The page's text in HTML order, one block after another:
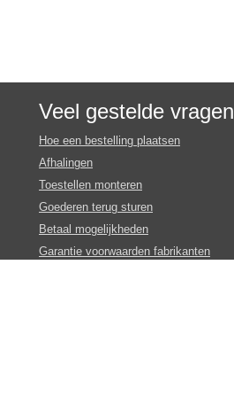
Veel gestelde vragen
Hoe een bestelling plaatsen
Afhalingen
Toestellen monteren
Goederen terug sturen
Betaal mogelijkheden
Garantie voorwaarden fabrikanten